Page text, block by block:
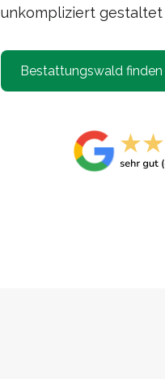
unkompliziert gestaltet
Bestattungswald finden